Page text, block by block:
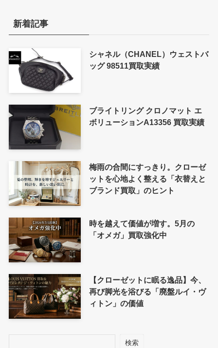
新着記事
シャネル（CHANEL）ウェストバ
ッグ 98511買取実績
ブライトリング クロノマット エ
ボリューションA13356 買取実績
梅雨の合間にすっきり。クローゼ
ットを心地よく整える「衣替えと
ブランド買取」のヒント
時を越えて価値が増す。5月の
「オメガ」買取強化中
【クローゼットに眠る逸品】今、
再び脚光を浴びる「廃盤ルイ・ヴ
ィトン」の価値
検索